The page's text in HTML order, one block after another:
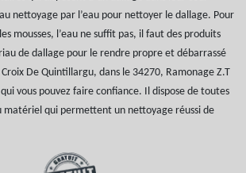
nettoyage par l’eau pour nettoyer le dallage. Pour
mousses, l’eau ne suffit pas, il faut des produits
de dallage pour le rendre propre et débarrassé
Croix De Quintillargu, dans le 34270, Ramonage Z.T
vous pouvez faire confiance. Il dispose de toutes
matériel qui permettent un nettoyage réussi de